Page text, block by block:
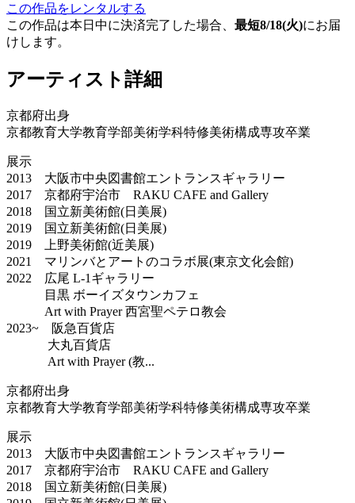
この作品をレンタルする
この作品は本日中に決済完了した場合、 最短8/18(火)にお届
けします。
アーティスト詳細
京都府出身
京都教育大学教育学部美術学科特修美術構成専攻卒業
展示
2013 大阪市中央図書館エントランスギャラリー
2017 京都府宇治市 RAKU CAFE and Gallery
2018 国立新美術館(日美展)
2019 国立新美術館(日美展)
2019 上野美術館(近美展)
2021 マリンバとアートのコラボ展(東京文化会館)
2022 広尾 L-1ギャラリー
目黒 ボーイズタウンカフェ
Art with Prayer 西宮聖ペテロ教会
2023~ 阪急百貨店
大丸百貨店
Art with Prayer (教...
京都府出身
京都教育大学教育学部美術学科特修美術構成専攻卒業
展示
2013 大阪市中央図書館エントランスギャラリー
2017 京都府宇治市 RAKU CAFE and Gallery
2018 国立新美術館(日美展)